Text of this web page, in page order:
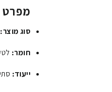
מפרט
סוג מוצר:
חומר:
ייעוד: